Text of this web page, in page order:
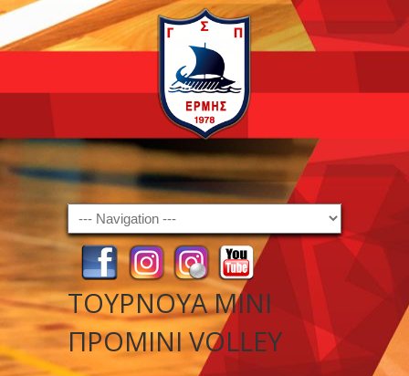
Navigation
ΤΟΥΡΝΟΥΑ ΜΙΝΙ
ΠΡΟΜΙΝΙ VOLLEY